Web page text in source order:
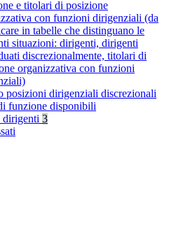
e titolari di posizione
con funzioni dirigenziali (da
in tabelle che distinguano le
situazioni: dirigenti, dirigenti
discrezionalmente, titolari di
organizzativa con funzioni
posizioni dirigenziali discrezionali
funzione disponibili
dirigenti 3